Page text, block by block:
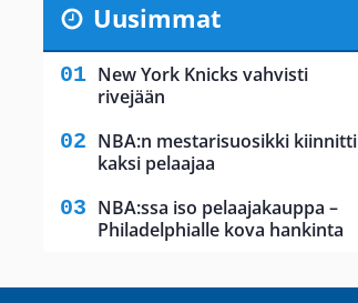
Uusimmat
New York Knicks vahvisti
rivejään
NBA:n mestarisuosikki kiinnitti
kaksi pelaajaa
NBA:ssa iso pelaajakauppa –
Philadelphialle kova hankinta